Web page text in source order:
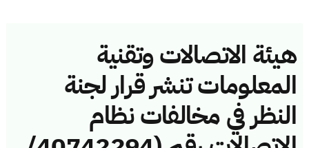
هيئة الاتصالات وتقنية
المعلومات تنشر قرار لجنة
النظر في مخالفات نظام